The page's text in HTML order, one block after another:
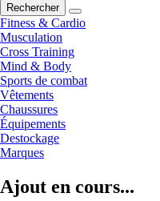
Rechercher
Fitness & Cardio
Musculation
Cross Training
Mind & Body
Sports de combat
Vêtements
Chaussures
Équipements
Destockage
Marques
Ajout en cours...